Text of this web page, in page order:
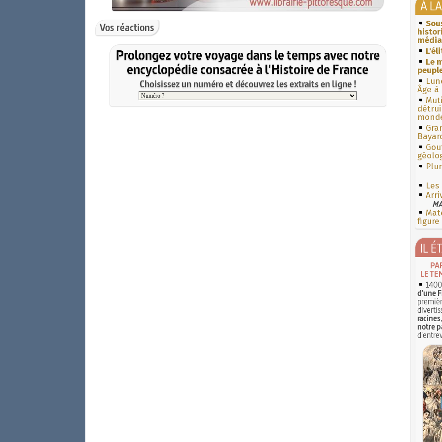
Vos réactions
Prolongez votre voyage dans le temps avec notre
encyclopédie consacrée à l'Histoire de France
Choisissez un numéro et découvrez les extraits en ligne !
À
Le
Âge
IL
LE
d'une
racines
notre